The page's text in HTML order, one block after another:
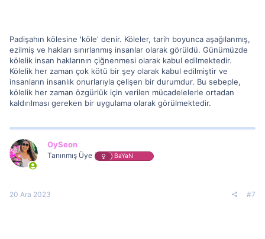
Padişahın kölesine 'köle' denir. Köleler, tarih boyunca aşağılanmış,
ezilmiş ve hakları sınırlanmış insanlar olarak görüldü. Günümüzde
kölelik insan haklarının çiğnenmesi olarak kabul edilmektedir.
Kölelik her zaman çok kötü bir şey olarak kabul edilmiştir ve
insanların insanlık onurlarıyla çelişen bir durumdur. Bu sebeple,
kölelik her zaman özgürlük için verilen mücadelelerle ortadan
kaldırılması gereken bir uygulama olarak görülmektedir.
OySeon
Tanınmış Üye BaYaN
20 Ara 2023 #7